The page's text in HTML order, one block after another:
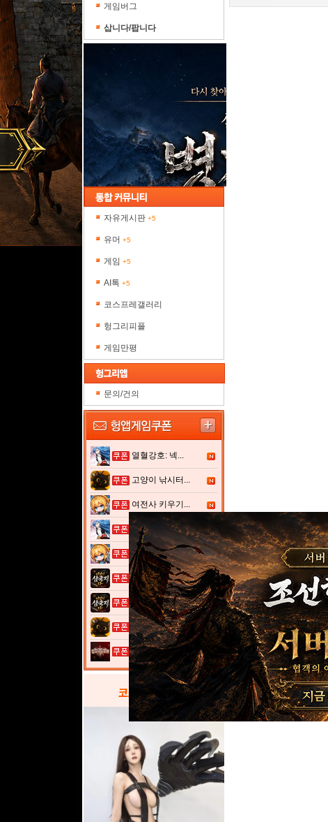
게임버그
삽니다/팝니다
자유게시판 +5
유머 +5
게임 +5
AI톡 +5
코스프레갤러리
헝그리피플
게임만평
문의/건의
열혈강호: 넥...
고양이 낚시터...
여전사 키우기...
열혈강호: 넥...
여전사 키우기...
이것이 삼국지...
이것이 삼국지...
고양이 낚시터...
그레이 사가
코스프레 갤러리